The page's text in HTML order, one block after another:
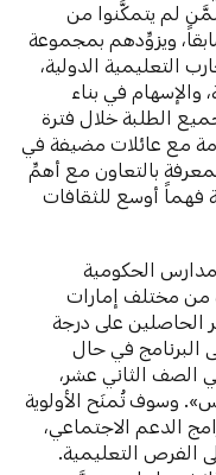
لم يتمكَّنوا من
ويزوِّدهم بمجموعة
التعليمية الدولية،
والإسهام في بناء
الطلبة خلال فترة
مع عائلات مضيفة في
بالتعاون مع أهمِّ
أوسع للثقافات
الحكومية
من مختلف إمارات
الحاصلين على درجة
البرنامج في حال
عاماً لا يقل عن 65% في الصف الثاني عشر،
«آيلتس». وسوف تُمنَح الأولوية
الدعم الاجتماعي،
التعليمية.